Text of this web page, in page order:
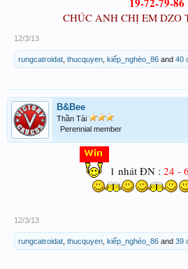
CHÚC ANH CHỊ EM DZO
12/3/13
rungcatroidat thucquyen kiếp_nghèo_86 and 40
B&Bee
Thần Tài
Perennial member
1 nhát ĐN : 24 -
12/3/13
rungcatroidat thucquyen kiếp_nghèo_86 and 39